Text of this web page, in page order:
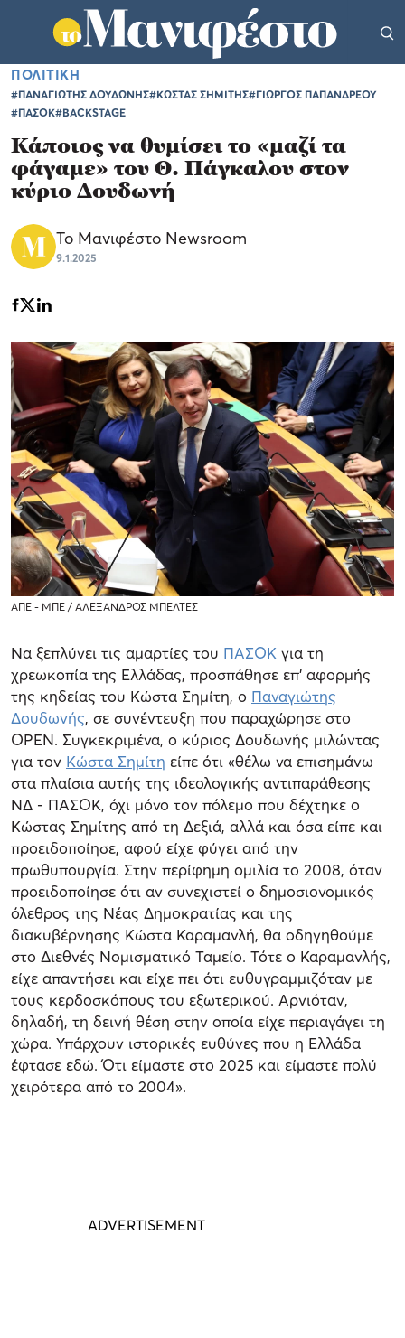
ΠΟΛΙΤΙΚΗ
#ΠΑΝΑΓΙΩΤΗΣ ΔΟΥΔΩΝΗΣ#ΚΩΣΤΑΣ ΣΗΜΙΤΗΣ#ΓΙΩΡΓΟΣ ΠΑΠΑΝΔΡΕΟΥ
#ΠΑΣΟΚ#BACKSTAGE
Κάποιος να θυμίσει το «μαζί τα
φάγαμε» του Θ. Πάγκαλου στον
κύριο Δουδωνή
Το Μανιφέστο Newsroom
9.1.2025
ΑΠΕ - ΜΠΕ / ΑΛΕΞΑΝΔΡΟΣ ΜΠΕΛΤΕΣ
Να ξεπλύνει τις αμαρτίες του ΠΑΣΟΚ για τη
χρεωκοπία της Ελλάδας, προσπάθησε επ' αφορμής
της κηδείας του Κώστα Σημίτη, ο Παναγιώτης
Δουδωνής, σε συνέντευξη που παραχώρησε στο
OPEN. Συγκεκριμένα, ο κύριος Δουδωνής μιλώντας
για τον Κώστα Σημίτη είπε ότι «θέλω να επισημάνω
στα πλαίσια αυτής της ιδεολογικής αντιπαράθεσης
ΝΔ - ΠΑΣΟΚ, όχι μόνο τον πόλεμο που δέχτηκε ο
Κώστας Σημίτης από τη Δεξιά, αλλά και όσα είπε και
προειδοποίησε, αφού είχε φύγει από την
πρωθυπουργία. Στην περίφημη ομιλία το 2008, όταν
προειδοποίησε ότι αν συνεχιστεί ο δημοσιονομικός
όλεθρος της Νέας Δημοκρατίας και της
διακυβέρνησης Κώστα Καραμανλή, θα οδηγηθούμε
στο Διεθνές Νομισματικό Ταμείο. Τότε ο Καραμανλής,
είχε απαντήσει και είχε πει ότι ευθυγραμμιζόταν με
τους κερδοσκόπους του εξωτερικού. Αρνιόταν,
δηλαδή, τη δεινή θέση στην οποία είχε περιαγάγει τη
χώρα. Υπάρχουν ιστορικές ευθύνες που η Ελλάδα
έφτασε εδώ. Ότι είμαστε στο 2025 και είμαστε πολύ
χειρότερα από το 2004».